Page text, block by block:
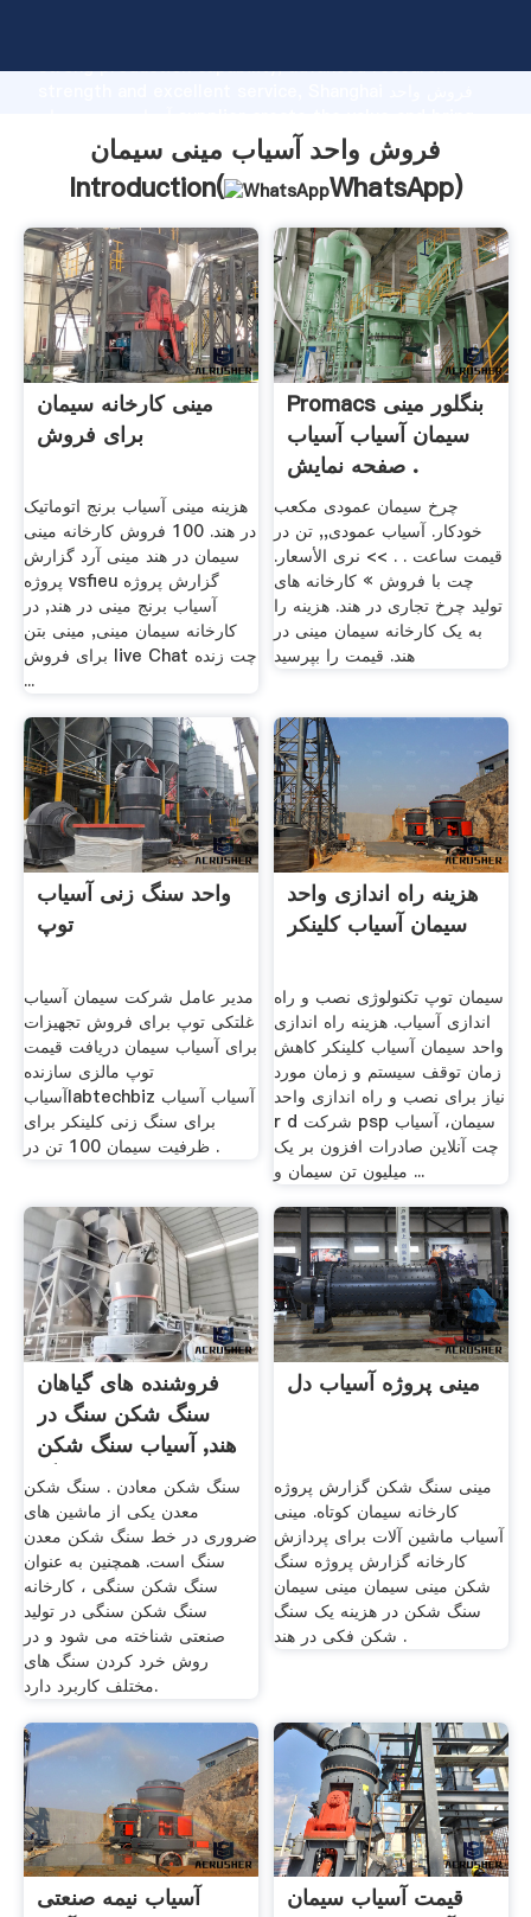
strong production capability, advanced research
values to all of customers.
فروش واحد آسیاب مینی سیمان
Introduction(
WhatsApp)
مینی کارخانه سیمان
برای فروش
هزینه مینی آسیاب برنج اتوماتیک
در هند. 100 فروش کارخانه مینی
سیمان در هند مینی آرد گزارش
پروژه vsfieu گزارش پروژه
آسیاب برنج مینی در هند, در
کارخانه سیمان مینی, مینی بتن
برای فروش live Chat چت زنده
...
Promacs بنگلور مینی
سیمان آسیاب آسیاب
صفحه نمایش .
چرخ سیمان عمودی مکعب
خودکار. آسیاب عمودی,, تن در
قیمت ساعت . . >> نرى الأسعار.
چت با فروش » کارخانه های
تولید چرخ تجاری در هند. هزینه را
به یک کارخانه سیمان مینی در
هند. قیمت را بپرسید
واحد سنگ زنی آسیاب
توپ
مدیر عامل شرکت سیمان آسیاب
غلتکی توپ برای فروش تجهیزات
برای آسیاب سیمان دریافت قیمت
توپ مالزی سازنده
آسیابlabtechbiz آسیاب آسیاب
برای سنگ زنی کلینکر برای
ظرفیت سیمان 100 تن در .
هزینه راه اندازی واحد
سیمان آسیاب کلینکر
سیمان توپ تکنولوژی نصب و راه
اندازی آسیاب. هزینه راه اندازی
واحد سیمان آسیاب کلینکر کاهش
زمان توقف سیستم و زمان مورد
نیاز برای نصب و راه اندازی واحد
r d شرکت psp سیمان، آسیاب
چت آنلاین صادرات افزون بر یک
میلیون تن سیمان و ...
فروشنده های گیاهان
سنگ شکن سنگ در
هند, آسیاب سنگ شکن
سنگ ...
سنگ شکن معادن . سنگ شکن
معدن یکی از ماشین های
ضروری در خط سنگ شکن معدن
سنگ است. همچنین به عنوان
سنگ شکن سنگی ، کارخانه
سنگ شکن سنگی در تولید
صنعتی شناخته می شود و در
روش خرد کردن سنگ های
مختلف کاربرد دارد.
مینی پروژه آسیاب دل
مینی سنگ شکن گزارش پروژه
کارخانه سیمان کوتاه. مینی
آسیاب ماشین آلات برای پردازش
کارخانه گزارش پروژه سنگ
شکن مینی سیمان مینی سیمان
سنگ شکن در هزینه یک سنگ
شکن فکی در هند .
آسیاب نیمه صنعتی
قیمت آسیاب سیمان